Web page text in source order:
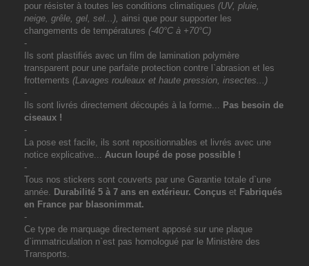
pour résister à toutes les conditions climatiques (UV, pluie,
neige, grêle, gel, sel...), ainsi que pour supporter les
changements de températures (-40°C à +70°C)
-
Ils sont plastifiés avec un film de lamination polymère
transparent pour une parfaite protection contre l`abrasion et les
frottements (Lavages rouleaux et haute pression, insectes...)
-
Ils sont livrés directement découpés à la forme... Pas besoin de
ciseaux !
-
La pose est facile, ils sont repositionnables et livrés avec une
notice explicative... Aucun loupé de pose possible !
-
Tous nos stickers sont couverts par une Garantie totale d`une
année. Durabilité 5 à 7 ans en extérieur. Conçus et Fabriqués
en France par blasonimmat.
-
Ce type de marquage directement apposé sur une plaque
d`immatriculation n`est pas homologué par le Ministère des
Transports.